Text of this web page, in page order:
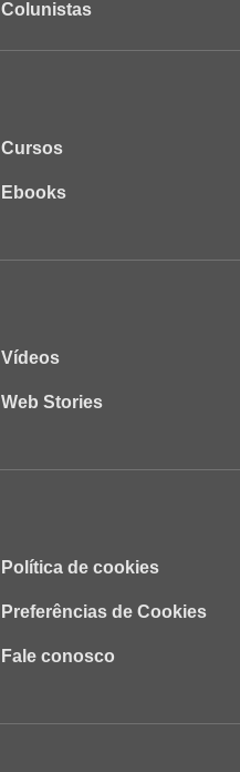
Colunistas
Cursos
Ebooks
Vídeos
Web Stories
Política de cookies
Preferências de Cookies
Fale conosco